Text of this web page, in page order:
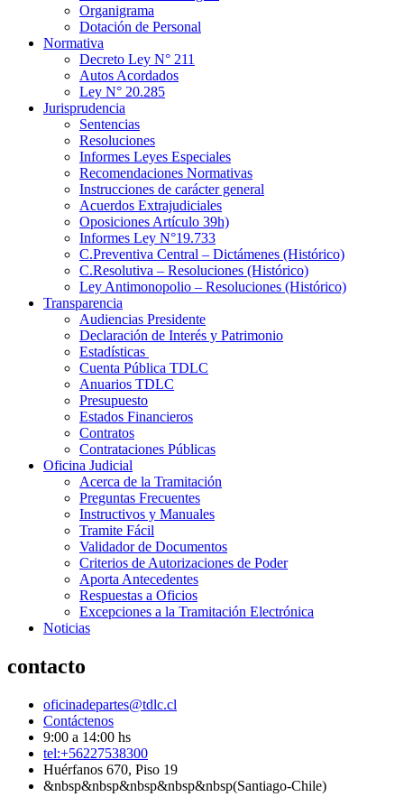
Organigrama
Dotación de Personal
Normativa
Decreto Ley N° 211
Autos Acordados
Ley N° 20.285
Jurisprudencia
Sentencias
Resoluciones
Informes Leyes Especiales
Recomendaciones Normativas
Instrucciones de carácter general
Acuerdos Extrajudiciales
Oposiciones Artículo 39h)
Informes Ley N°19.733
C.Preventiva Central – Dictámenes (Histórico)
C.Resolutiva – Resoluciones (Histórico)
Ley Antimonopolio – Resoluciones (Histórico)
Transparencia
Audiencias Presidente
Declaración de Interés y Patrimonio
Estadísticas
Cuenta Pública TDLC
Anuarios TDLC
Presupuesto
Estados Financieros
Contratos
Contrataciones Públicas
Oficina Judicial
Acerca de la Tramitación
Preguntas Frecuentes
Instructivos y Manuales
Tramite Fácil
Validador de Documentos
Criterios de Autorizaciones de Poder
Aporta Antecedentes
Respuestas a Oficios
Excepciones a la Tramitación Electrónica
Noticias
contacto
oficinadepartes@tdlc.cl
Contáctenos
9:00 a 14:00 hs
tel:+56227538300
Huérfanos 670, Piso 19
&nbsp&nbsp&nbsp&nbsp&nbsp(Santiago-Chile)